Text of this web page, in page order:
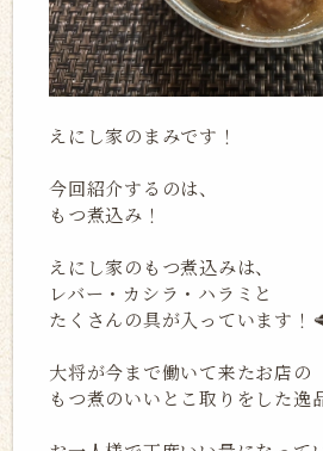
えにし家のまみです！
今回紹介するのは、
もつ煮込み！
えにし家のもつ煮込みは、
レバー・カシラ・ハラミと
たくさんの具が入っています！
大将が今まで働いて来たお店の
もつ煮のいいとこ取りをした逸